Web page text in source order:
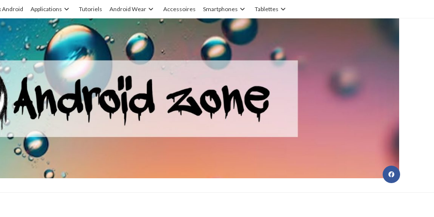
Android Applications Tutoriels Android Wear Accessoires Smartphones Tablettes